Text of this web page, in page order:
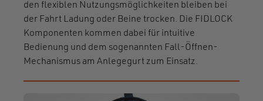
den flexiblen Nutzungsmöglichkeiten bleiben bei
der Fahrt Ladung oder Beine trocken. Die FIDLOCK
Komponenten kommen dabei für intuitive
Bedienung und dem sogenannten Fall-Öffnen-
Mechanismus am Anlegegurt zum Einsatz.